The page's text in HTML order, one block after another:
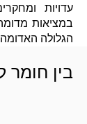
עדויות
במציאות
הגלולה
בין חומר